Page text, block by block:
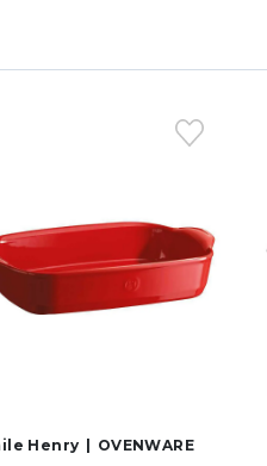
Henry OVENWARE